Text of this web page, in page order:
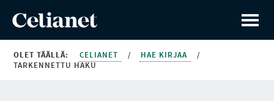
OLET TÄÄLLÄ: CELIANET / HAE KIRJAA
/
TARKENNETTU HAKU